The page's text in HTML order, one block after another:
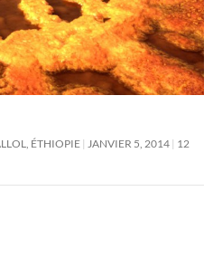
ÉTHIOPIE JANVIER 5, 2014 12